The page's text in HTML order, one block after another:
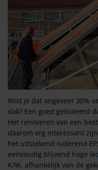
Wist je dat ongeveer 30%
dak? Een goed geïsoleerd
Het renoveren van een
daarom erg interessant
het uitstekend isolerend
eenvoudig blijvend hoge
K/W, afhankelijk van de